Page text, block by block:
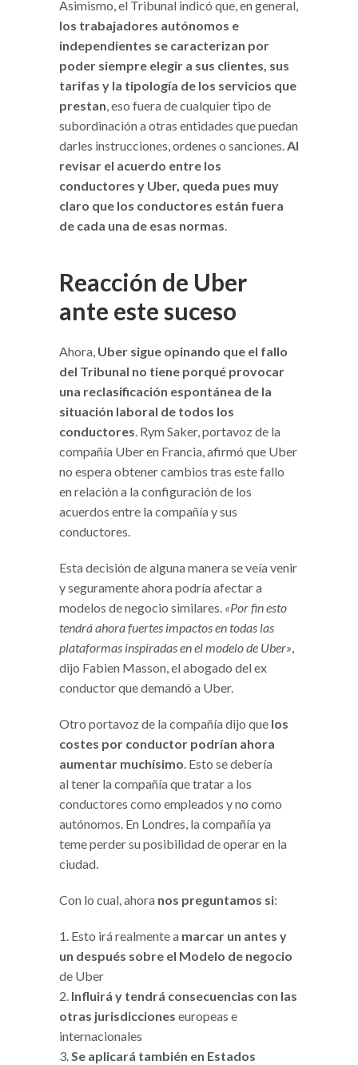
Asimismo, el Tribunal indicó que, en general,
los trabajadores autónomos e
independientes se caracterizan por
poder siempre elegir a sus clientes, sus
tarifas y la tipología de los servicios que
prestan, eso fuera de cualquier tipo de
subordinación a otras entidades que puedan
darles instrucciones, ordenes o sanciones.Al
revisar el acuerdo entre los
conductores y Uber, queda pues muy
claro que los conductores están fuera
de cada una de esas normas.
Reacción de Uber
ante este suceso
Ahora, Uber sigue opinando que el fallo
del Tribunal no tiene porqué provocar
una reclasificación espontánea de la
situación laboral de todos los
conductores. Rym Saker, portavoz de la
compañía Uber en Francia, afirmó que Uber
no espera obtener cambios tras este fallo
en relación a la configuración de los
acuerdos entre la compañía y sus
conductores.
Esta decisión de alguna manera se veía venir
y seguramente ahora podría afectar a
modelos de negocio similares. «Por fin esto
tendrá ahora fuertes impactos en todas las
plataformas inspiradas en el modelo de Uber»,
dijo Fabien Masson, el abogado del ex
conductor que demandó a Uber.
Otro portavoz de la compañía dijo que los
costes por conductor podrían ahora
aumentar muchísimo. Esto se debería
al tener la compañía que tratar a los
conductores como empleados y no como
autónomos. En Londres, la compañía ya
teme perder su posibilidad de operar en la
ciudad.
Con lo cual, ahora nos preguntamos si:
Esto irá realmente a marcar un antes y
un después sobre el Modelo de negocio
de Uber
Influirá y tendrá consecuencias con las
otras jurisdicciones europeas e
internacionales
Se aplicará también en Estados